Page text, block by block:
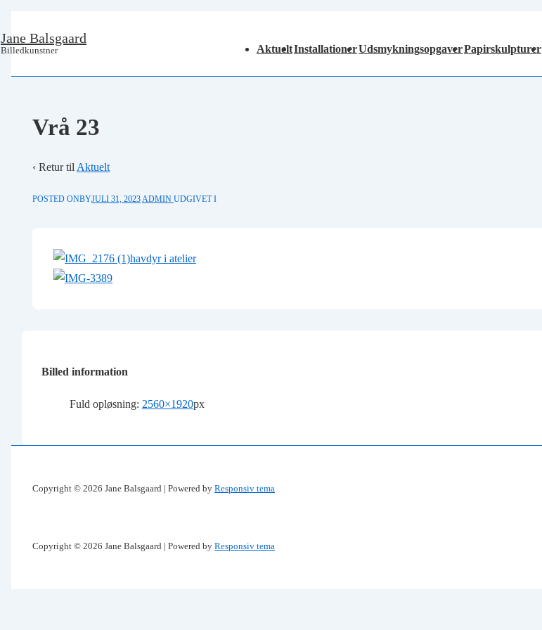
Hop
hovedindhold
Jane Balsgaard
Billedkunstner
Navigation
AktueltInstallationerUdsmykningsopgaverPapirskulpturer
Vrå 23
‹ Retur til Aktuelt
POSTED ONBYJULI 31, 2023ADMIN UDGIVET I
Billed information
Fuld opløsning: 2560×1920px
Copyright © 2026 Jane Balsgaard | Powered by Responsiv tema
Copyright © 2026 Jane Balsgaard | Powered by Responsiv tema